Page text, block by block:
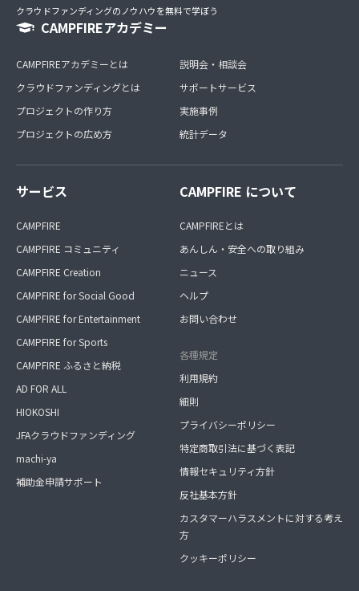
クラウドファンディングのノウハウを無料で学ぼう
CAMPFIREアカデミー
CAMPFIREアカデミーとは
クラウドファンディングとは
プロジェクトの作り方
プロジェクトの広め方
説明会・相談会
サポートサービス
実施事例
統計データ
サービス
CAMPFIRE
CAMPFIRE コミュニティ
CAMPFIRE Creation
CAMPFIRE for Social Good
CAMPFIRE for Entertainment
CAMPFIRE for Sports
CAMPFIRE ふるさと納税
AD FOR ALL
HIOKOSHI
JFAクラウドファンディング
machi-ya
補助金申請サポート
CAMPFIRE について
CAMPFIREとは
あんしん・安全への取り組み
ニュース
ヘルプ
お問い合わせ
各種規定
利用規約
細則
プライバシーポリシー
特定商取引法に基づく表記
情報セキュリティ方針
反社基本方針
カスタマーハラスメントに対する考え
方
クッキーポリシー